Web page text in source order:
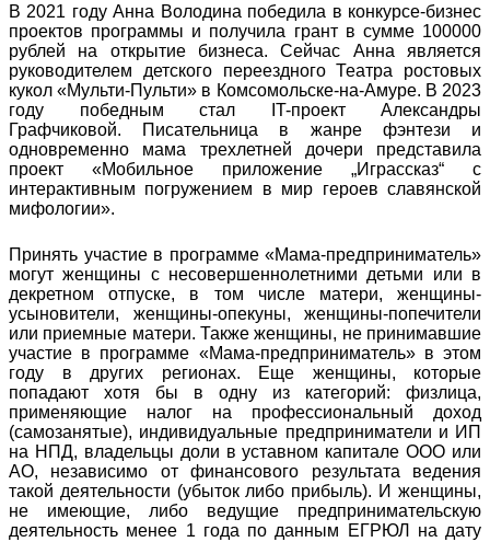
В 2021 году Анна Володина победила в конкурсе-бизнес
проектов программы и получила грант в сумме 100000
рублей на открытие бизнеса. Сейчас Анна является
руководителем детского переездного Театра ростовых
кукол «Мульти-Пульти» в Комсомольске-на-Амуре. В 2023
году победным стал IT-проект Александры
Графчиковой. Писательница в жанре фэнтези и
одновременно мама трехлетней дочери представила
проект «Мобильное приложение „Играссказ“ с
интерактивным погружением в мир героев славянской
мифологии».
Принять участие в программе «Мама-предприниматель»
могут женщины с несовершеннолетними детьми или в
декретном отпуске, в том числе матери, женщины-
усыновители, женщины-опекуны, женщины-попечители
или приемные матери. Также женщины, не принимавшие
участие в программе «Мама-предприниматель» в этом
году в других регионах. Еще женщины, которые
попадают хотя бы в одну из категорий: физлица,
применяющие налог на профессиональный доход
(самозанятые), индивидуальные предприниматели и ИП
на НПД, владельцы доли в уставном капитале ООО или
АО, независимо от финансового результата ведения
такой деятельности (убыток либо прибыль). И женщины,
не имеющие, либо ведущие предпринимательскую
деятельность менее 1 года по данным ЕГРЮЛ на дату